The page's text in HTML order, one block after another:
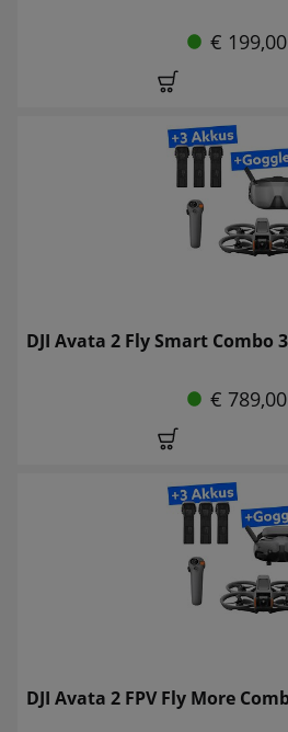
€
DJI Avata 2 Fly Smart Combo
€
DJI Avata 2 FPV Fly More